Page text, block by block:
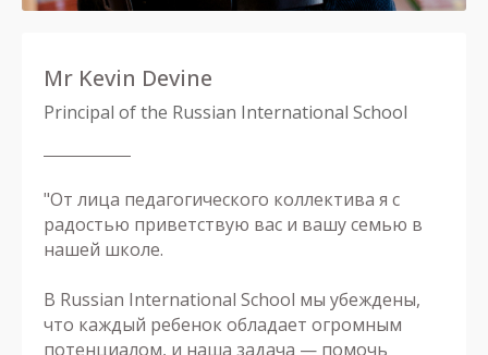
Mr Kevin Devine
Principal of the Russian International School
"От лица педагогического коллектива я с
радостью приветствую вас и вашу семью в
нашей школе.
В Russian International School мы убеждены,
что каждый ребенок обладает огромным
потенциалом, и наша задача — помочь